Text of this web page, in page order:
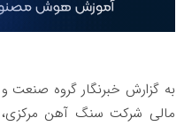
به گزارش خبرنگار گروه صنعت
مالی شرکت سنگ آهن مرکزی،